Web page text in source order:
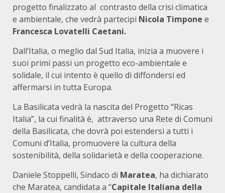
progetto finalizzato al contrasto della crisi climatica
e ambientale, che vedrà partecipi Nicola Timpone e
Francesca Lovatelli Caetani.
Dall’Italia, o meglio dal Sud Italia, inizia a muovere i
suoi primi passi un progetto eco-ambientale e
solidale, il cui intento è quello di diffondersi ed
affermarsi in tutta Europa.
La Basilicata vedrà la nascita del Progetto “Ricas
Italia”, la cui finalità è, attraverso una Rete di Comuni
della Basilicata, che dovrà poi estendersi a tutti i
Comuni d’Italia, promuovere la cultura della
sostenibilità, della solidarietà e della cooperazione.
Daniele Stoppelli, Sindaco di Maratea, ha dichiarato
che Maratea, candidata a “Capitale Italiana della